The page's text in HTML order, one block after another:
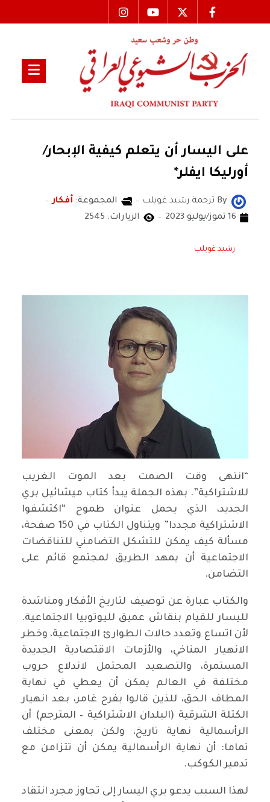
على اليسار أن يتعلم كيفية الإبحار/
أورليكا ايفلر*
By ترجمة رشيد غويلب المجموعة: أفكار
16 تموز/يوليو 2023
الزيارات: 2545
رشيد غويلب
“انتهى وقت الصمت بعد الموت الغريب
للاشتراكية”. بهذه الجملة يبدأ كتاب ميشائيل بري
الجديد، الذي يحمل عنوان طموح “اكتشفوا
الاشتراكية مجددا” ويتناول الكتاب في 150 صفحة،
مسألة كيف يمكن للتشكل التضامني للتناقضات
الاجتماعية أن يمهد الطريق لمجتمع قائم على
التضامن.
والكتاب عبارة عن توصيف لتاريخ الأفكار ومناشدة
لليسار للقيام بنقاش عميق لليوتوبيا الاجتماعية.
لأن اتساع وتعدد حالات الطوارئ الاجتماعية، وخطر
الانهيار المناخي، والأزمات الاقتصادية الجديدة
المستمرة، والتصعيد المحتمل لاندلاع حروب
مختلفة في العالم يمكن أن يعطي في نهاية
المطاف الحق، للذين قالوا بفرح غامر، بعد انهيار
الكتلة الشرقية (البلدان الاشتراكية – المترجم) أن
الرأسمالية نهاية تاريخ، ولكن بمعنى مختلف
تماما: أن نهاية الرأسمالية يمكن أن تتزامن مع
تدمير الكوكب.
لهذا السبب يدعو بري اليسار إلى تجاوز مجرد انتقاد